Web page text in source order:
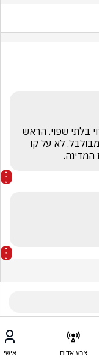
המדינה.
צבע אדום אישי